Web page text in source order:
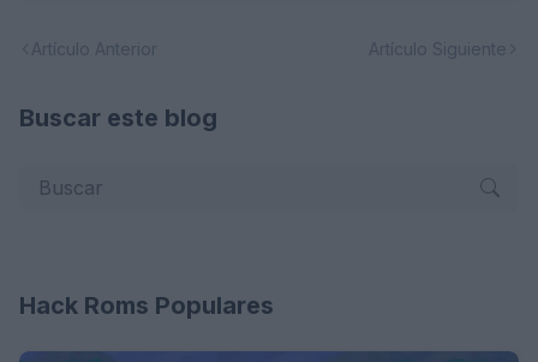
Artículo Anterior Artículo Siguiente
Buscar este blog
Hack Roms Populares